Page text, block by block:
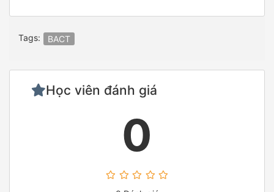
Tags: BACT
Học viên đánh giá
0